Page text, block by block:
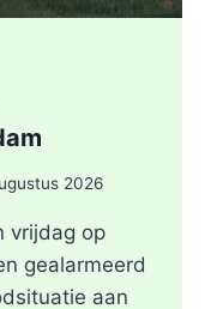
2026
vrijdag op
gealarmeerd
aan